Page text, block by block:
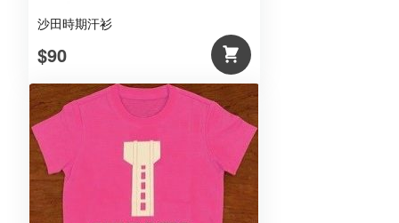
沙田時期汗衫
$90